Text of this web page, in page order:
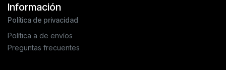
Información
Política de privacidad
Política a de envíos
Preguntas frecuentes